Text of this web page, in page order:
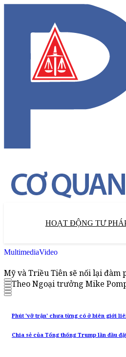
HOẠT ĐỘNG TƯ
MultimediaVideo
Mỹ và Triều Tiên sẽ nối lại đàm
Theo Ngoại trưởng Mike
Phút 'vỡ trận' chưa từng có ở biên giới
Chia sẻ của Tổng thống Trump lần đầu